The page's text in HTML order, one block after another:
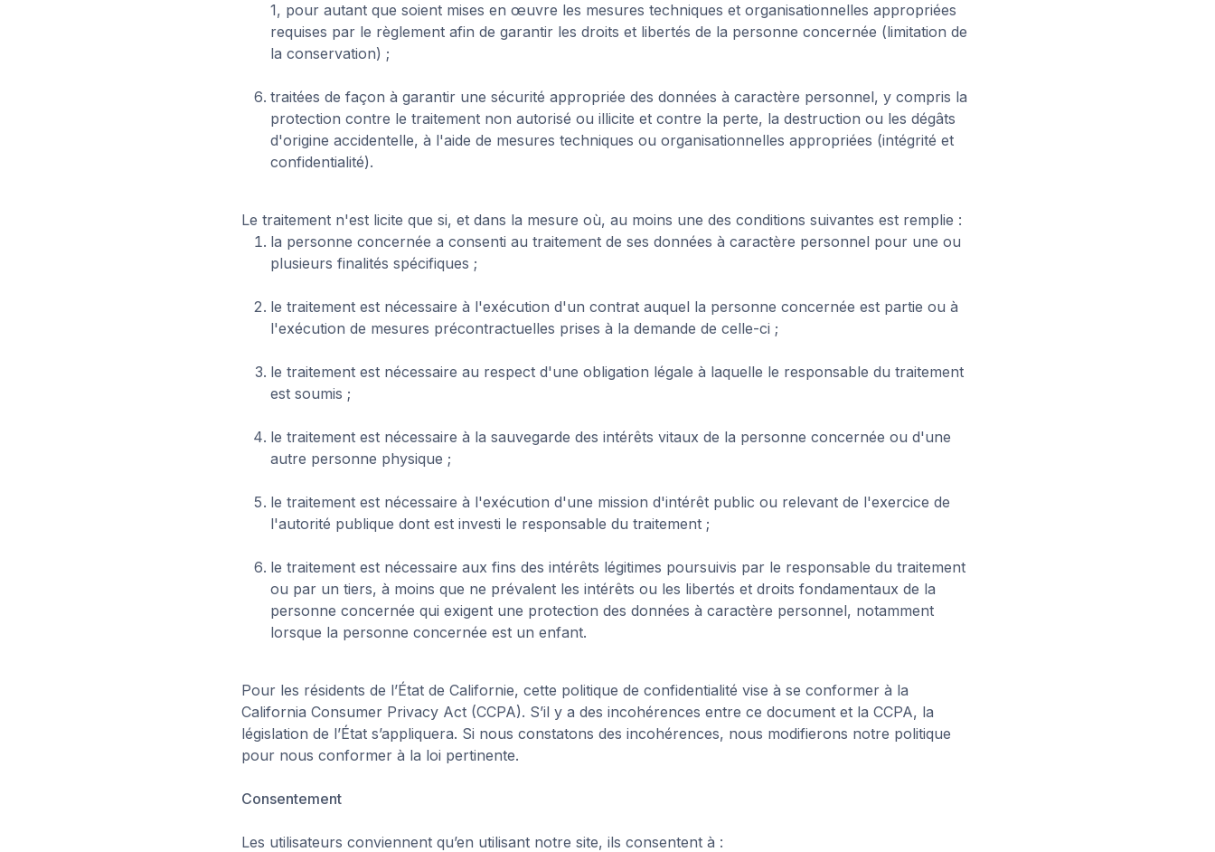
1, pour autant que soient mises en œuvre les mesures techniques et organisationnelles appropriées
requises par le règlement afin de garantir les droits et libertés de la personne concernée (limitation de
la conservation) ;
traitées de façon à garantir une sécurité appropriée des données à caractère personnel, y compris la
protection contre le traitement non autorisé ou illicite et contre la perte, la destruction ou les dégâts
d'origine accidentelle, à l'aide de mesures techniques ou organisationnelles appropriées (intégrité et
confidentialité).
Le traitement n'est licite que si, et dans la mesure où, au moins une des conditions suivantes est remplie :
la personne concernée a consenti au traitement de ses données à caractère personnel pour une ou
plusieurs finalités spécifiques ;
le traitement est nécessaire à l'exécution d'un contrat auquel la personne concernée est partie ou à
l'exécution de mesures précontractuelles prises à la demande de celle-ci ;
le traitement est nécessaire au respect d'une obligation légale à laquelle le responsable du traitement
est soumis ;
le traitement est nécessaire à la sauvegarde des intérêts vitaux de la personne concernée ou d'une
autre personne physique ;
le traitement est nécessaire à l'exécution d'une mission d'intérêt public ou relevant de l'exercice de
l'autorité publique dont est investi le responsable du traitement ;
le traitement est nécessaire aux fins des intérêts légitimes poursuivis par le responsable du traitement
ou par un tiers, à moins que ne prévalent les intérêts ou les libertés et droits fondamentaux de la
personne concernée qui exigent une protection des données à caractère personnel, notamment
lorsque la personne concernée est un enfant.
Pour les résidents de l’État de Californie, cette politique de confidentialité vise à se conformer à la
California Consumer Privacy Act (CCPA). S’il y a des incohérences entre ce document et la CCPA, la
législation de l’État s’appliquera. Si nous constatons des incohérences, nous modifierons notre politique
pour nous conformer à la loi pertinente.
Consentement
Les utilisateurs conviennent qu’en utilisant notre site, ils consentent à :